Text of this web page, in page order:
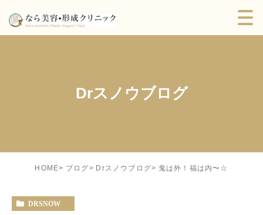
Drスノウブログ
HOME ブログ Drスノウブログ 鬼は外！福は内〜☆
DRSNOW